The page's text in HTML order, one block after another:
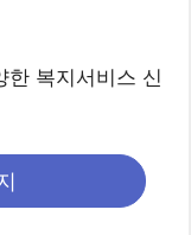
한 복지서비스 신